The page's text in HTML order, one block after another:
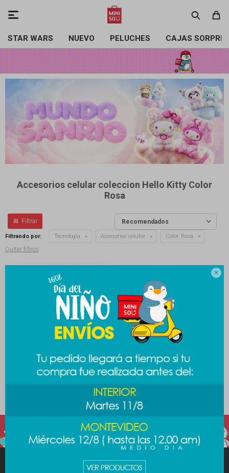

STAR WARS NUEVO PELUCHES CAJAS

Accesorios celular coleccion Hello Kitty Color
Rosa
Recomendados
Filtrando por: Tecnología Accesorios celular Color: Rosa
Quitar filtros